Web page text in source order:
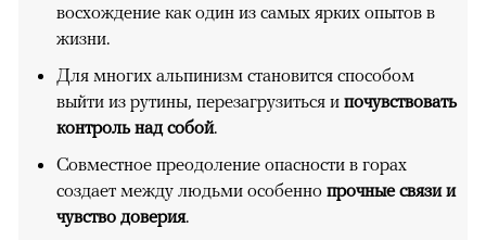
восхождение как один из самых ярких опытов в
жизни.
Для многих альпинизм становится способом
выйти из рутины, перезагрузиться и почувствовать
контроль над собой.
Совместное преодоление опасности в горах
создает между людьми особенно прочные связи и
чувство доверия.